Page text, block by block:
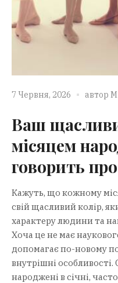
7 Червня, 2026 автор
Ваш
місяцем
говорить
Кажуть, що кожному
свій щасливий колір,
характеру людини та
Хоча це не має
допомагає по-новому
внутрішні
народжені в січні,